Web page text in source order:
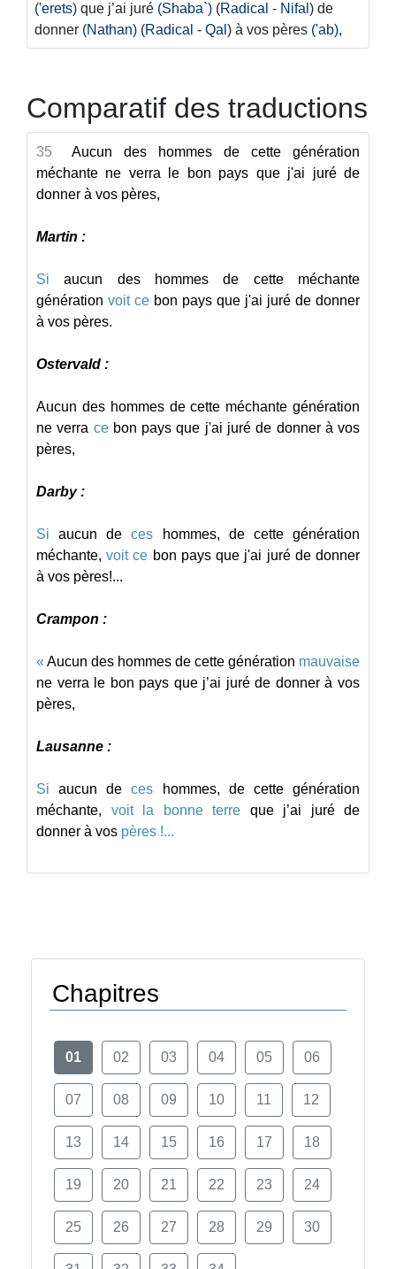
('erets) que j’ai juré (Shaba`) (Radical - Nifal ) de
donner (Nathan) (Radical - Qal ) à vos pères ('ab),
Comparatif des traductions
35
Aucun des hommes de cette génération
méchante ne verra le bon pays que j'ai juré de
donner à vos pères,
Martin :
Si aucun des hommes de cette
méchante
génération voit ce bon pays que j'ai juré de donner
à vos pères.
Ostervald :
Aucun des hommes de cette méchante génération
ne verra ce bon pays que j'ai juré de donner à vos
pères,
Darby :
Si aucun de ces hommes, de cette génération
méchante, voit ce bon pays que j'ai juré de donner
à vos pères!...
Crampon :
« Aucun des hommes de cette génération mauvaise
ne verra le bon pays que j’ai juré de donner à vos
pères,
Lausanne :
Si aucun de ces hommes, de cette génération
méchante,
voit la bonne terre que j’ai juré
de
donner à vos pères !...
Chapitres
01 02 03 04 05 06
07 08 09 10 11 12
13 14 15 16 17 18
19 20 21 22 23 24
25 26 27 28 29 30